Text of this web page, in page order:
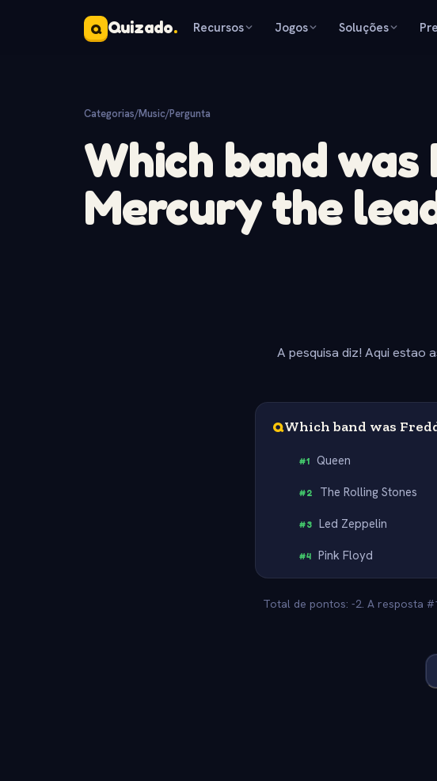
Q Quizado. Recursos Jogos Soluções
Categorias/Music/Pergunta
Which band was
Mercury the
A pesquisa diz! Aqui estao
QWhich band was
#1 Queen
#2 The Rolling Stones
#3 Led Zeppelin
#4 Pink Floyd
Total de pontos: -2. A resposta